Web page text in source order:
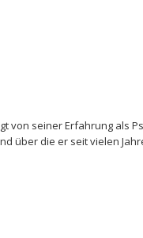
von seiner Erfahrung als
über die er seit vielen